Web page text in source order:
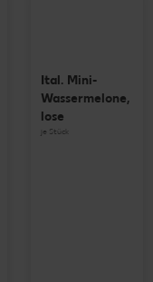
Ital. Mini-
Wassermelone,
lose
je Stück